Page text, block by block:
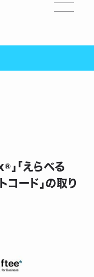
「えらべる
コード」の取り